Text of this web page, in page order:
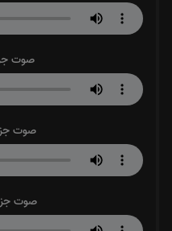
صوت
صوت جزء
صوت جزء